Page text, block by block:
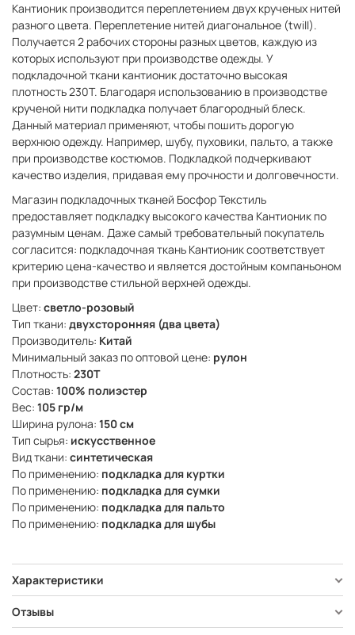
Кантионик производится переплетением двух крученых нитей
разного цвета. Переплетение нитей диагональное (twill).
Получается 2 рабочих стороны разных цветов, каждую из
которых используют при производстве одежды. У
подкладочной ткани кантионик достаточно высокая
плотность 230Т. Благодаря использованию в производстве
крученой нити подкладка получает благородный блеск.
Данный материал применяют, чтобы пошить дорогую
верхнюю одежду. Например, шубу, пуховики, пальто, а также
при производстве костюмов. Подкладкой подчеркивают
качество изделия, придавая ему прочности и долговечности.
Магазин подкладочных тканей Босфор Текстиль
предоставляет подкладку высокого качества Кантионик по
разумным ценам. Даже самый требовательный покупатель
согласится: подкладочная ткань Кантионик соответствует
критерию цена-качество и является достойным компаньоном
при производстве стильной верхней одежды.
Цвет: светло-розовый
Тип ткани: двухсторонняя (два цвета)
Производитель: Китай
Минимальный заказ по оптовой цене: рулон
Плотность: 230Т
Состав: 100% полиэстер
Вес: 105 гр/м
Ширина рулона: 150 см
Тип сырья: искусственное
Вид ткани: синтетическая
По применению: подкладка для куртки
По применению: подкладка для сумки
По применению: подкладка для пальто
По применению: подкладка для шубы
Характеристики
Отзывы